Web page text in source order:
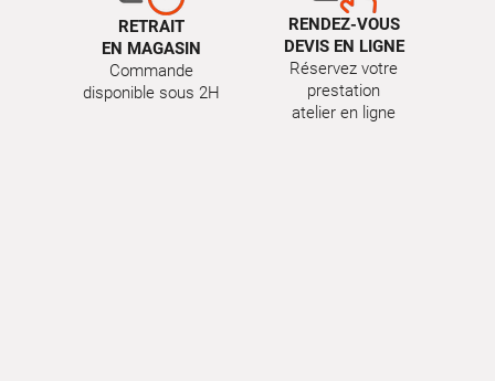
RETRAIT
EN MAGASIN
Commande
disponible sous 2H
RENDEZ-VOUS
DEVIS EN LIGNE
Réservez votre
prestation
atelier en ligne